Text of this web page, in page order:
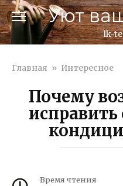
Перейти
к
контенту
Уют
lk-
Главная » Интересное
Почему
Время чтения